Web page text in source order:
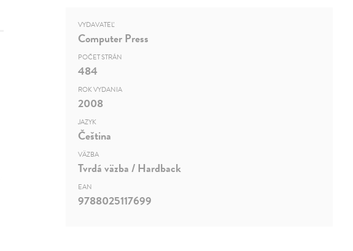
VYDAVATEĽ
Computer Press
POČET STRÁN
484
ROK VYDANIA
2008
JAZYK
Čeština
VÄZBA
Tvrdá väzba / Hardback
EAN
9788025117699